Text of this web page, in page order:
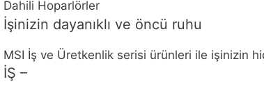
Dahili Hoparlörler
İşinizin dayanıklı ve öncü ruhu
MSI İş ve Üretkenlik serisi ürünleri ile işinizin
İŞ –